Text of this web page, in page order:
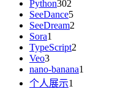
Python302
SeeDance5
SeeDream2
Sora1
TypeScript2
Veo3
nano-banana1
个人展示1